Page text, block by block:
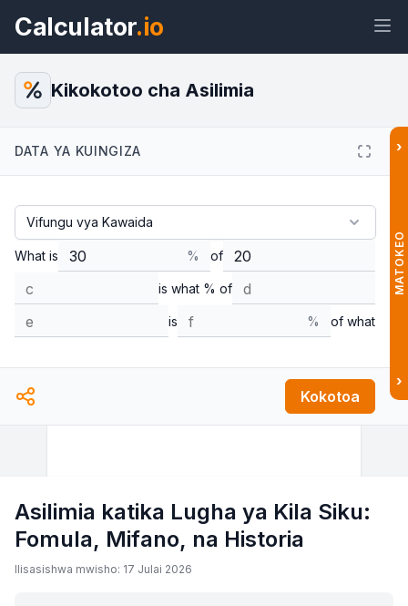
Calculator.io
Kikokotoo cha Asilimia
DATA YA KUINGIZA
What is % of
is what % of
is % of what
Kokotoa
›
MATOKEO
›
Asilimia katika Lugha ya Kila Siku:
Fomula, Mifano, na Historia
Ilisasishwa mwisho: 17 Julai 2026